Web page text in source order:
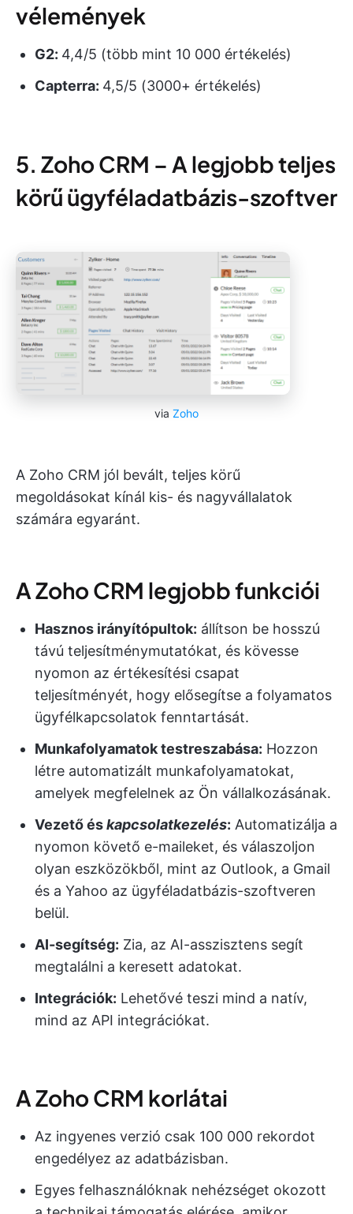
vélemények
G2: 4,4/5 (több mint 10 000 értékelés)
Capterra: 4,5/5 (3000+ értékelés)
5. Zoho CRM – A legjobb teljes
körű ügyféladatbázis-szoftver
via Zoho
A Zoho CRM jól bevált, teljes körű
megoldásokat kínál kis- és nagyvállalatok
számára egyaránt.
A Zoho CRM legjobb funkciói
Hasznos irányítópultok: állítson be hosszú
távú teljesítménymutatókat, és kövesse
nyomon az értékesítési csapat
teljesítményét, hogy elősegítse a folyamatos
ügyfélkapcsolatok fenntartását.
Munkafolyamatoktestreszabása: Hozzon
létre automatizált munkafolyamatokat,
amelyek megfelelnek az Ön vállalkozásának.
Vezető éskapcsolatkezelés: Automatizálja a
nyomon követő e-maileket, és válaszoljon
olyan eszközökből, mint az Outlook, a Gmail
és a Yahoo az ügyféladatbázis-szoftveren
belül.
AI-segítség: Zia, az AI-asszisztens segít
megtalálni a keresett adatokat.
Integrációk: Lehetővé teszi mind a natív,
mind az API integrációkat.
A Zoho CRM korlátai
Az ingyenes verzió csak 100 000 rekordot
engedélyez az adatbázisban.
Egyes felhasználóknak nehézséget okozott